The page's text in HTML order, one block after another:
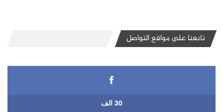
تابعنا على مواقع التواصل
30 الف